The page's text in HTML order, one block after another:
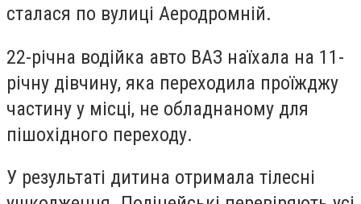
сталася по вулиці Аеродромній.
22-річна водійка авто ВАЗ наїхала на 11-
річну дівчину, яка переходила проїжджу
частину у місці, не обладнаному для
пішохідного переходу.
У результаті дитина отримала тілесні